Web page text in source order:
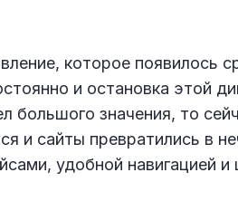
которое появилось
и остановка этой
большого значения, то
и сайты превратились в
удобной навигацией